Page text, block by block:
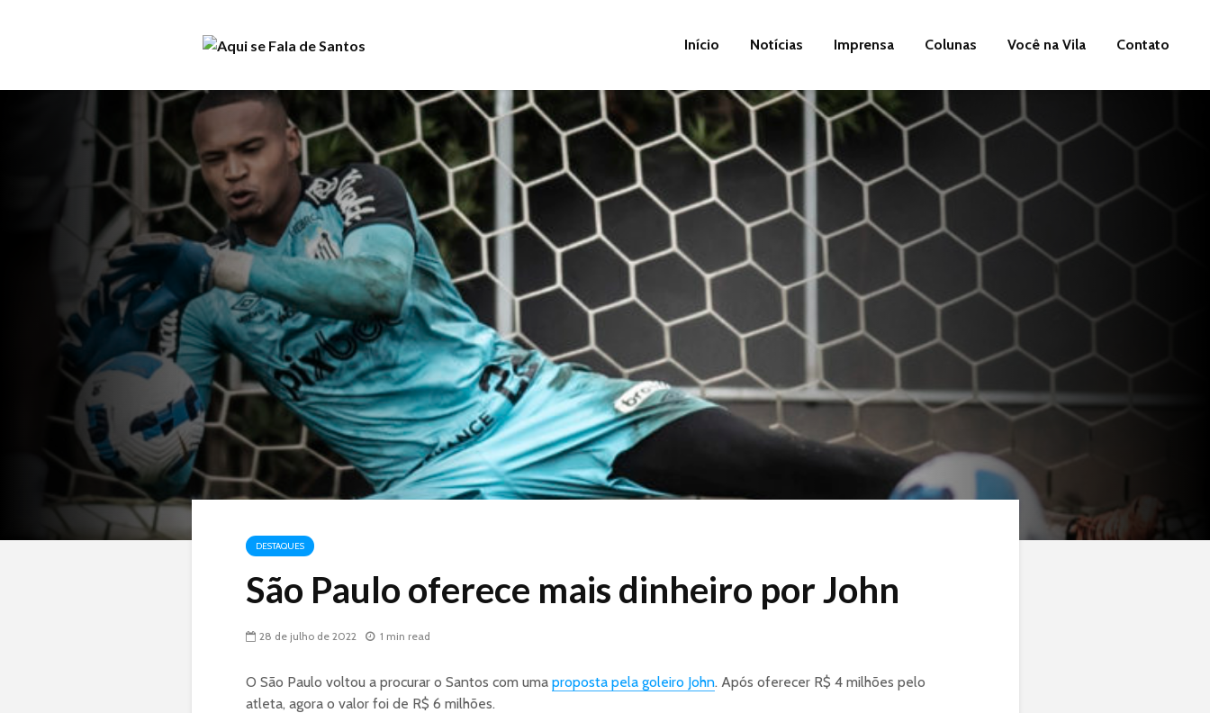
Início Notícias Imprensa Colunas Você na Vila Contato
DESTAQUES
São Paulo oferece mais dinheiro por John
28 de julho de 2022 1 min read
O São Paulo voltou a procurar o Santos com uma proposta pela goleiro John. Após oferecer R$ 4 milhões pelo
atleta, agora o valor foi de R$ 6 milhões.